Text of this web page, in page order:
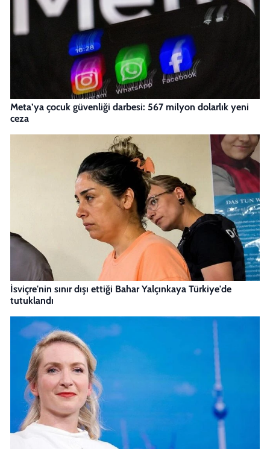
Meta’ya çocuk güvenliği darbesi: 567 milyon dolarlık yeni
ceza
İsviçre'nin sınır dışı ettiği Bahar Yalçınkaya Türkiye'de
tutuklandı